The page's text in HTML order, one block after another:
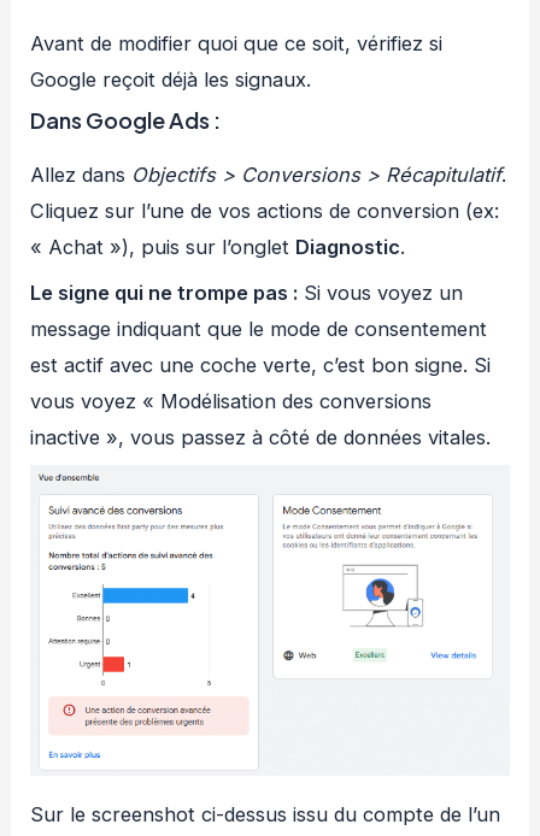
Avant de modifier quoi que ce soit, vérifiez si
Google reçoit déjà les signaux.
Dans Google Ads :
Allez dans Objectifs > Conversions > Récapitulatif.
Cliquez sur l’une de vos actions de conversion (ex:
« Achat »), puis sur l’onglet Diagnostic.
Le signe qui ne trompe pas : Si vous voyez un
message indiquant que le mode de consentement
est actif avec une coche verte, c’est bon signe. Si
vous voyez « Modélisation des conversions
inactive », vous passez à côté de données vitales.
Sur le screenshot ci-dessus issu du compte de l’un